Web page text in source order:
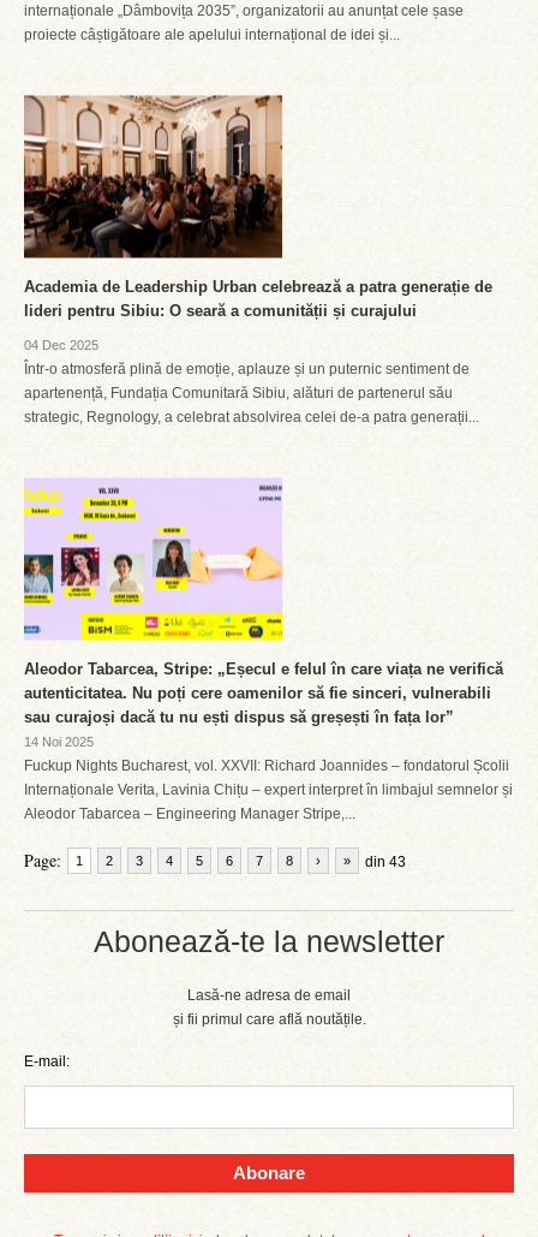
Abonează-te la newsletter
Lasă-ne adresa de email
și fii primul care află noutățile.
E-mail:
Abonare
internaționale „Dâmbovița 2035”, organizatorii au anunțat cele șase
proiecte câștigătoare ale apelului internațional de idei și...
Academia de Leadership Urban celebrează a patra generație de
lideri pentru Sibiu: O seară a comunității și curajului
04 Dec 2025
Într-o atmosferă plină de emoție, aplauze și un puternic sentiment de
apartenență, Fundația Comunitară Sibiu, alături de partenerul său
strategic, Regnology, a celebrat absolvirea celei de-a patra generații...
Aleodor Tabarcea, Stripe: „Eșecul e felul în care viața ne verifică
autenticitatea. Nu poți cere oamenilor să fie sinceri, vulnerabili
sau curajoși dacă tu nu ești dispus să greșești în fața lor”
14 Noi 2025
Fuckup Nights Bucharest, vol. XXVII: Richard Joannides – fondatorul Școlii
Internaționale Verita, Lavinia Chițu – expert interpret în limbajul semnelor și
Aleodor Tabarcea – Engineering Manager Stripe,...
Page: 1 2 3 4 5 6 7 8 din 43
› »